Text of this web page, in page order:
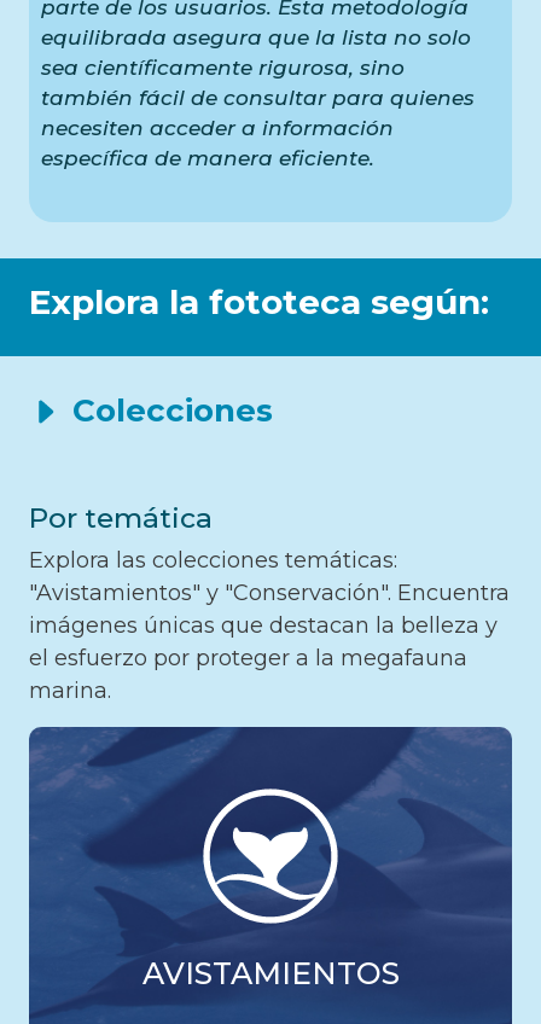
parte de los usuarios. Esta metodología
equilibrada asegura que la lista no solo
sea científicamente rigurosa, sino
también fácil de consultar para quienes
necesiten acceder a información
específica de manera eficiente.
Explora la fototeca según:
Colecciones
Por temática
Explora las colecciones temáticas:
"Avistamientos" y "Conservación". Encuentra
imágenes únicas que destacan la belleza y
el esfuerzo por proteger a la megafauna
marina.
AVISTAMIENTOS